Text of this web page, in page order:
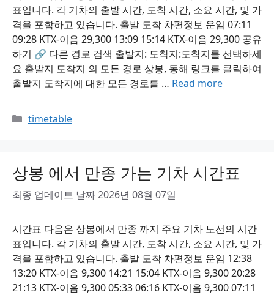
표입니다. 각 기차의 출발 시간, 도착 시간, 소요 시간, 및 가
격을 포함하고 있습니다. 출발 도착 차편정보 운임 07:11
09:28 KTX-이음 29,300 13:09 15:14 KTX-이음 29,300 공유
하기 🔗 다른 경로 검색 출발지: 도착지:도착지를 선택하세
요 출발지 도착지 의 모든 경로 상봉, 동해 링크를 클릭하여
출발지 도착지에 대한 모든 경로를 … Read more
Categories
timetable
상봉 에서 만종 가는 기차 시간표
최종 업데이트 날짜 2026년 08월 07일
시간표 다음은 상봉에서 만종 까지 주요 기차 노선의 시간
표입니다. 각 기차의 출발 시간, 도착 시간, 소요 시간, 및 가
격을 포함하고 있습니다. 출발 도착 차편정보 운임 12:38
13:20 KTX-이음 9,300 14:21 15:04 KTX-이음 9,300 20:28
21:13 KTX-이음 9,300 05:33 06:16 KTX-이음 9,300 07:11